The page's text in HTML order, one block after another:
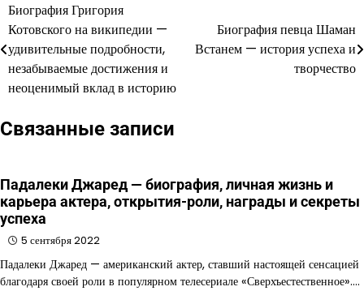
Навигация
по
записям
Биография Григория
Котовского на википедии —
удивительные подробности,
незабываемые достижения и
неоценимый вклад в историю
Биография певца Шаман
Встанем — история успеха и
творчество
Связанные записи
Падалеки Джаред — биография, личная жизнь и
карьера актера, открытия-роли, награды и секреты
успеха
5 сентября 2022
Падалеки Джаред — американский актер, ставший настоящей сенсацией
благодаря своей роли в популярном телесериале «Сверхъестественное».…